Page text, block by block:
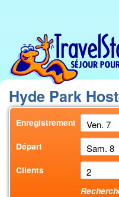
Hyde Park
Enregistrement
Départ
Clients